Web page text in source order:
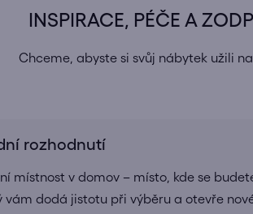
INSPIRACE, PÉČE A
Chceme, abyste si svůj nábytek užili
rozhodnutí
místnost v domov – místo, kde se
vám dodá jistotu při výběru a otevře